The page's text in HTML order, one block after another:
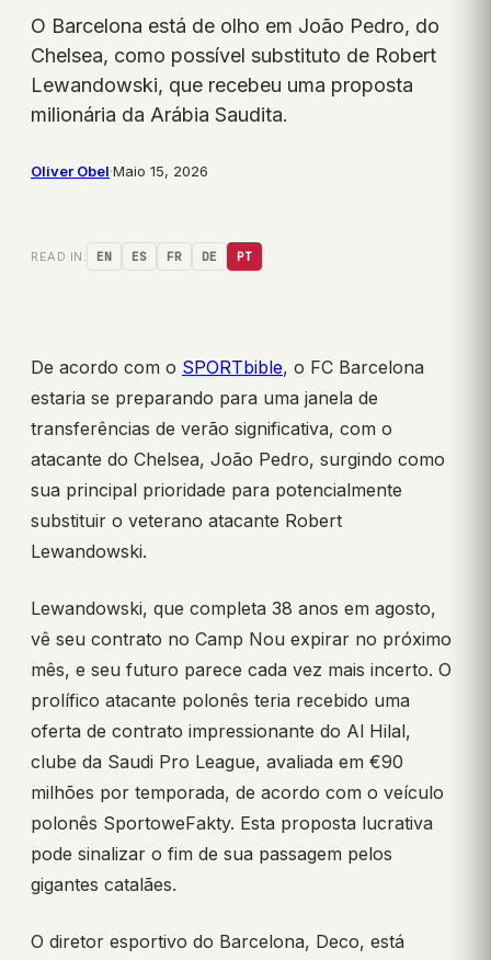
O Barcelona está de olho em João Pedro, do
Chelsea, como possível substituto de Robert
Lewandowski, que recebeu uma proposta
milionária da Arábia Saudita.
Oliver Obel·Maio 15, 2026
READ IN: EN ES FR DE PT
De acordo com o SPORTbible, o FC Barcelona
estaria se preparando para uma janela de
transferências de verão significativa, com o
atacante do Chelsea, João Pedro, surgindo como
sua principal prioridade para potencialmente
substituir o veterano atacante Robert
Lewandowski.
Lewandowski, que completa 38 anos em agosto,
vê seu contrato no Camp Nou expirar no próximo
mês, e seu futuro parece cada vez mais incerto. O
prolífico atacante polonês teria recebido uma
oferta de contrato impressionante do Al Hilal,
clube da Saudi Pro League, avaliada em €90
milhões por temporada, de acordo com o veículo
polonês SportoweFakty. Esta proposta lucrativa
pode sinalizar o fim de sua passagem pelos
gigantes catalães.
O diretor esportivo do Barcelona, Deco, está